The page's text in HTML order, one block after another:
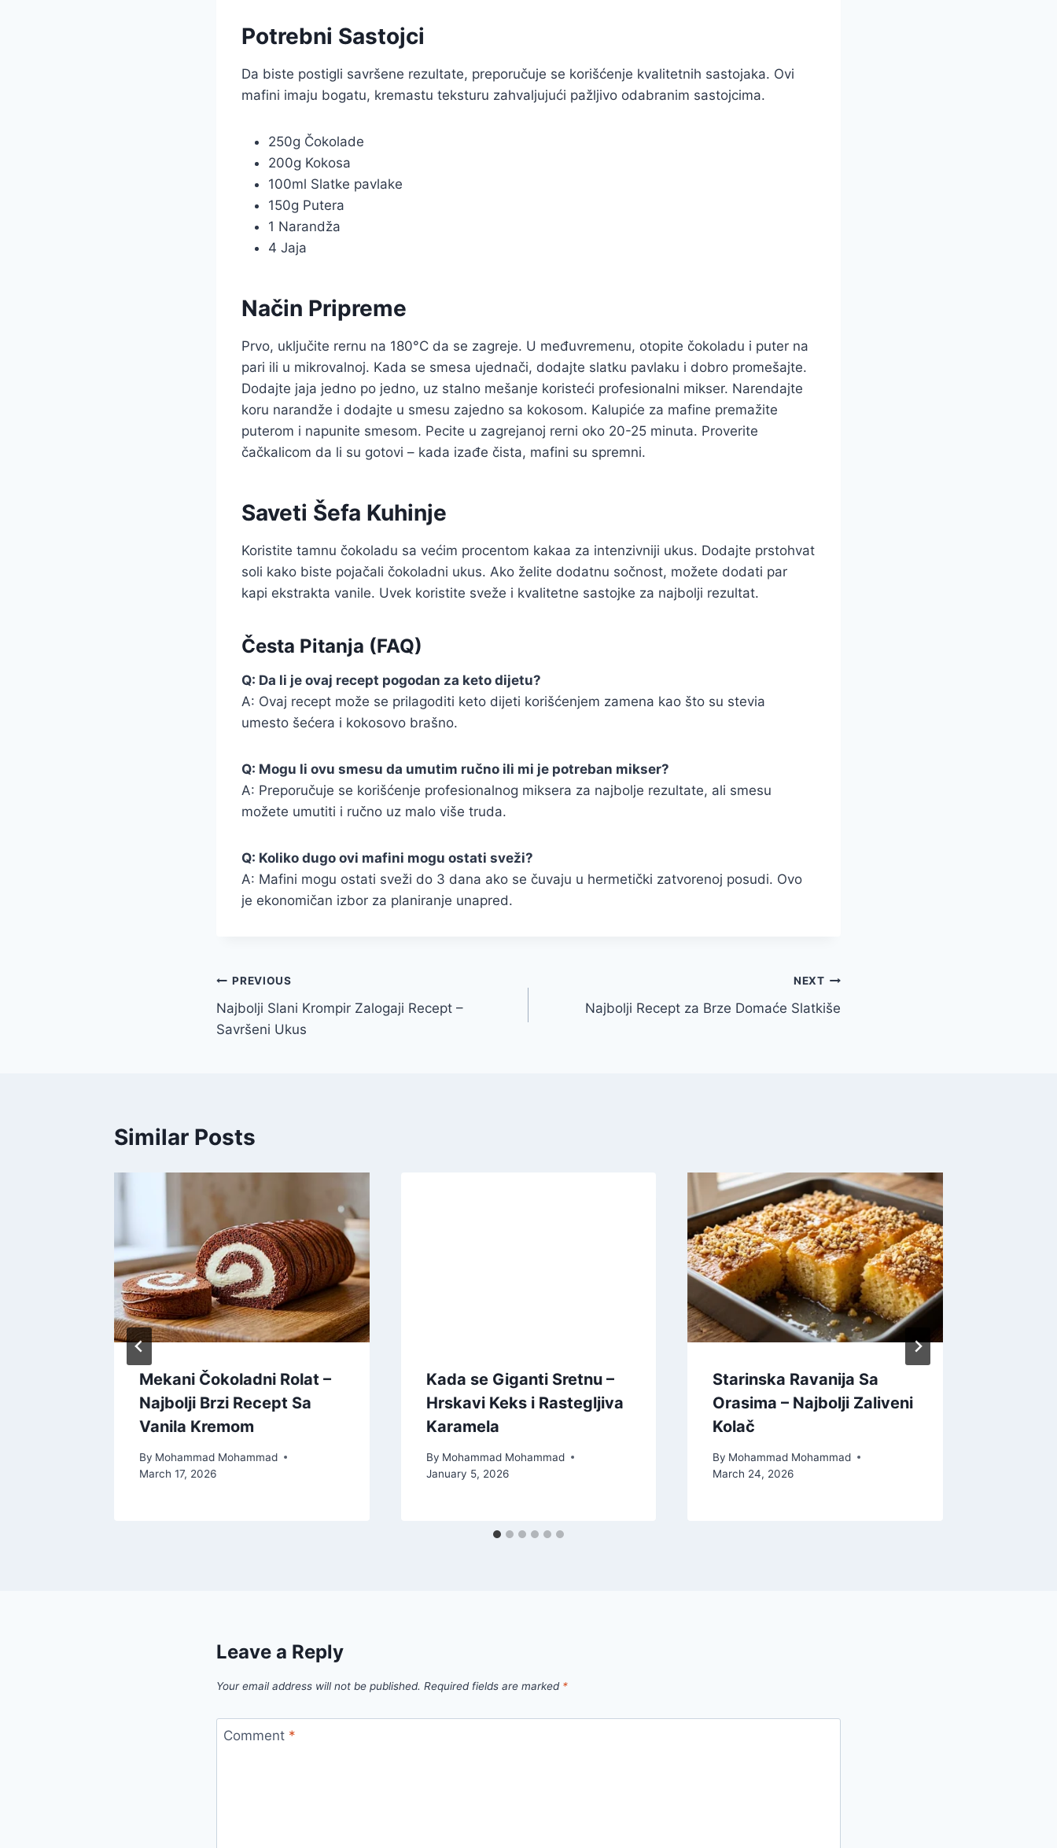
Potrebni Sastojci
Da biste postigli savršene rezultate, preporučuje se korišćenje kvalitetnih sastojaka. Ovi
mafini imaju bogatu, kremastu teksturu zahvaljujući pažljivo odabranim sastojcima.
250g Čokolade
200g Kokosa
100ml Slatke pavlake
150g Putera
1 Narandža
4 Jaja
Način Pripreme
Prvo, uključite rernu na 180°C da se zagreje. U međuvremenu, otopite čokoladu i puter na
pari ili u mikrovalnoj. Kada se smesa ujednači, dodajte slatku pavlaku i dobro promešajte.
Dodajte jaja jedno po jedno, uz stalno mešanje koristeći profesionalni mikser. Narendajte
koru narandže i dodajte u smesu zajedno sa kokosom. Kalupiće za mafine premažite
puterom i napunite smesom. Pecite u zagrejanoj rerni oko 20-25 minuta. Proverite
čačkalicom da li su gotovi – kada izađe čista, mafini su spremni.
Saveti Šefa Kuhinje
Koristite tamnu čokoladu sa većim procentom kakaa za intenzivniji ukus. Dodajte prstohvat
soli kako biste pojačali čokoladni ukus. Ako želite dodatnu sočnost, možete dodati par
kapi ekstrakta vanile. Uvek koristite sveže i kvalitetne sastojke za najbolji rezultat.
Česta Pitanja (FAQ)
Q: Da li je ovaj recept pogodan za keto dijetu?
A: Ovaj recept može se prilagoditi keto dijeti korišćenjem zamena kao što su stevia
umesto šećera i kokosovo brašno.
Q: Mogu li ovu smesu da umutim ručno ili mi je potreban mikser?
A: Preporučuje se korišćenje profesionalnog miksera za najbolje rezultate, ali smesu
možete umutiti i ručno uz malo više truda.
Q: Koliko dugo ovi mafini mogu ostati sveži?
A: Mafini mogu ostati sveži do 3 dana ako se čuvaju u hermetički zatvorenoj posudi. Ovo
je ekonomičan izbor za planiranje unapred.
Post
navigation
PREVIOUS
Najbolji Slani Krompir Zalogaji Recept –
Savršeni Ukus
NEXT
Najbolji Recept za Brze Domaće Slatkiše
Similar Posts
Mekani Čokoladni Rolat –
Najbolji Brzi Recept Sa
Vanila Kremom
By Mohammad Mohammad
March 17, 2026
Kada se Giganti Sretnu –
Hrskavi Keks i Rastegljiva
Karamela
By Mohammad Mohammad
January 5, 2026
Starinska Ravanija Sa
Orasima – Najbolji Zaliveni
Kolač
By Mohammad Mohammad
March 24, 2026
Leave a Reply
Your email address will not be published. Required fields are marked *
Comment *